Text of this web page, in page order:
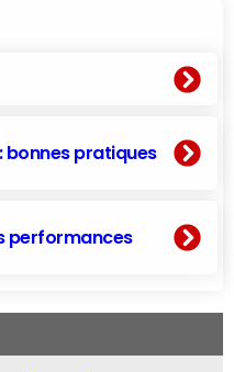
bonnes pratiques
performances